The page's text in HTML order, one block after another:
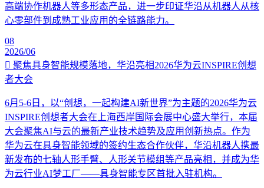
高端协作机器人等多形态产品，进一步印证华沿从机器人从核
心零部件到成熟工业应用的全链路能力。
08
2026/06
聚焦具身智能规模落地，华沿亮相2026华为云INSPIRE创想
者大会
6月5-6日，以“创想，一起构建AI新世界”为主题的2026华为云
INSPIRE创想者大会在上海西岸国际会展中心盛大举行，本届
大会聚焦AI与云的最新产业技术趋势及应用创新热点。作为
华为云在具身智能领域的签约生态合作伙伴，华沿机器人携最
新发布的七轴人形手臂、人形关节模组等产品亮相，并成为华
为云行业AI梦工厂——具身智能专区首批入驻机构。